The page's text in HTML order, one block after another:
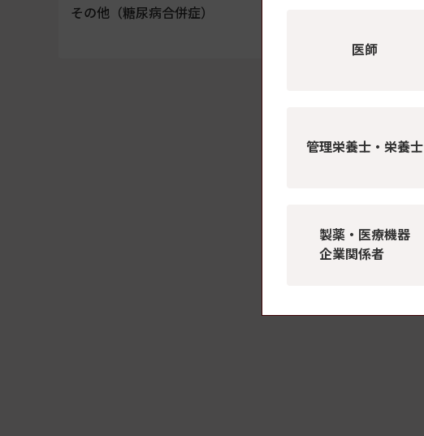
その他（糖尿病合併症）
医師
管理栄養士・栄養士
製薬・医療機器
企業関係者